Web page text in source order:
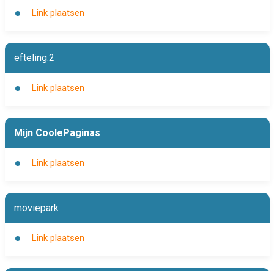
Link plaatsen
efteling.2
Link plaatsen
Mijn CoolePaginas
Link plaatsen
moviepark
Link plaatsen